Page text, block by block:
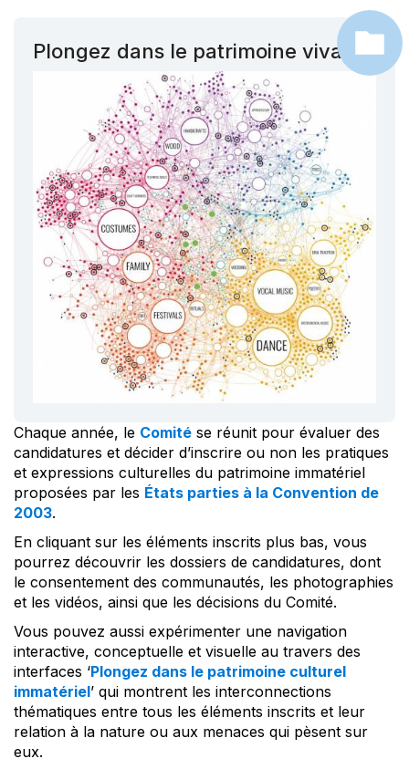
Plongez dans le patrimoine vivant !
Chaque année, le Comité se réunit pour évaluer des
candidatures et décider d’inscrire ou non les pratiques
et expressions culturelles du patrimoine immatériel
proposées par les États parties à la Convention de
2003.
En cliquant sur les éléments inscrits plus bas, vous
pourrez découvrir les dossiers de candidatures, dont
le consentement des communautés, les photographies
et les vidéos, ainsi que les décisions du Comité.
Vous pouvez aussi expérimenter une navigation
interactive, conceptuelle et visuelle au travers des
interfaces ‘Plongez dans le patrimoine culturel
immatériel’ qui montrent les interconnections
thématiques entre tous les éléments inscrits et leur
relation à la nature ou aux menaces qui pèsent sur
eux.